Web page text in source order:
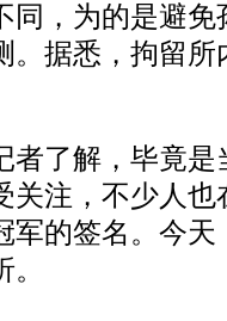
同，为的是避
。据悉，拘留
了解，毕竟是
关注，不少人也
军的签名。今